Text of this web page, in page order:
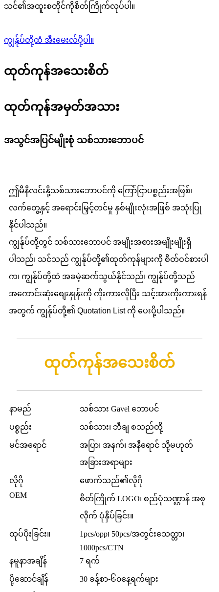
သင်၏အထူးစတိုင်ကိုစိတ်ကြိုက်လုပ်ပါ။
ကျွန်ုပ်တို့ထံ အီးမေးလ်ပို့ပါ။
ထုတ်ကုန်အသေးစိတ်
ထုတ်ကုန်အမှတ်အသား
အသွင်အပြင်မျိုးစုံ သစ်သားဘောပင်
ဤမီနီလင်းနို့သစ်သားဘောပင်ကို ကြော်ငြာပစ္စည်းအဖြစ်၊
လက်တွေ့နှင့် အရောင်းမြှင့်တင်မှု နှစ်မျိုးလုံးအဖြစ် အသုံးပြု
နိုင်ပါသည်။
ကျွန်ုပ်တို့တွင် သစ်သားဘောပင် အမျိုးအစားအမျိုးမျိုးရှိ
ပါသည်၊ သင်သည် ကျွန်ုပ်တို့၏ထုတ်ကုန်များကို စိတ်ဝင်စားပါ
က၊ ကျွန်ုပ်တို့ထံ အခမဲ့ဆက်သွယ်နိုင်သည်၊ ကျွန်ုပ်တို့သည်
အကောင်းဆုံးစျေးနှုန်းကို ကိုးကားလိုပြီး သင့်အားကိုးကားရန်
အတွက် ကျွန်ုပ်တို့၏ Quotation List ကို ပေးပို့ပါသည်။
ထုတ်ကုန်အသေးစိတ်
နာမည် သစ်သား Gavel ဘောပင်
ပစ္စည်း သစ်သား၊ ဘီချ စသည်တို့
မင်အရောင် အပြာ၊ အနက်၊ အနီရောင် သို့မဟုတ်
အခြားအရာများ
လိုဂို
ဖောက်သည်၏လိုဂို
OEM
စိတ်ကြိုက် LOGO၊ စည်ပုံသဏ္ဌာန် အစု
လိုက် ပုံနှိပ်ခြင်း။
ထုပ်ပိုးခြင်း။
1pcs/opp၊ 50pcs/အတွင်းသေတ္တာ၊
1000pcs/CTN
နမူနာအချိန်
7 ရက်
ပို့ဆောင်ချိန် 30 ခန့်စာ-၆၀နေ့ရက်များ